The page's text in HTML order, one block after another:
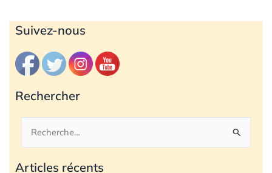
Suivez-nous
Rechercher
Rechercher :
Articles récents
Archives